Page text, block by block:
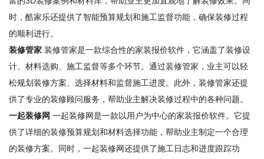
时，酷家乐还提供了智能预算规划和施工监督功能，确保装修过程
的顺利进行。
装修管家 装修管家是一款综合性的家装报价软件，它涵盖了装修设
计、材料选购、施工监督等多个环节。通过装修管家，业主可以轻
松规划装修方案、选择材料和监督施工进度。此外，装修管家还提
供了专业的装修顾问服务，帮助业主解决装修过程中的各种问题。
一起装修网 一起装修网是一款以用户为中心的家装报价软件。它提
供了详细的装修预算规划和材料选择功能，帮助业主制定一个合理
的装修方案。同时，一起装修网还提供了施工日志和进度跟踪功